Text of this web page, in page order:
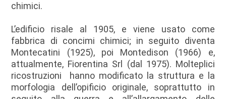
chimici.
L’edificio risale al 1905, e viene usato come
fabbrica di concimi chimici; in seguito diventa
Montecatini (1925), poi Montedison (1966) e,
attualmente, Fiorentina Srl (dal 1975). Molteplici
ricostruzioni hanno modificato la struttura e la
morfologia dell’opificio originale, soprattutto in